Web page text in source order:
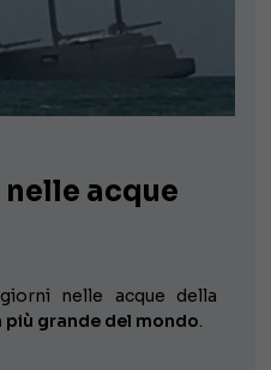
acque
nelle acque della
più grande del mondo.